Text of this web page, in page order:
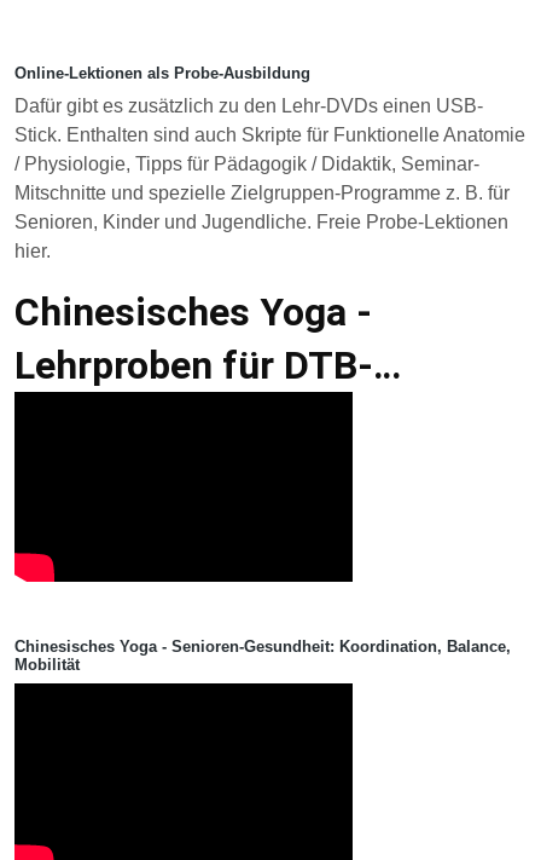
Online-Lektionen als Probe-Ausbildung
Dafür gibt es zusätzlich zu den Lehr-DVDs einen USB-
Stick. Enthalten sind auch Skripte für Funktionelle Anatomie
/ Physiologie, Tipps für Pädagogik / Didaktik, Seminar-
Mitschnitte und spezielle Zielgruppen-Programme z. B. für
Senioren, Kinder und Jugendliche. Freie Probe-Lektionen
hier.
Chinesisches Yoga -
Lehrproben für DTB-
Chinesisches Yoga - Senioren-Gesundheit: Koordination, Balance,
Mobilität